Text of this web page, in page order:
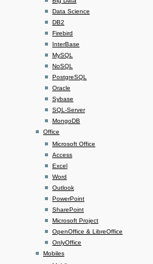
Data Science
DB2
Firebird
InterBase
MySQL
NoSQL
PostgreSQL
Oracle
Sybase
SQL-Server
MongoDB
Office
Microsoft Office
Access
Excel
Word
Outlook
PowerPoint
SharePoint
Microsoft Project
OpenOffice & LibreOffice
OnlyOffice
Mobiles